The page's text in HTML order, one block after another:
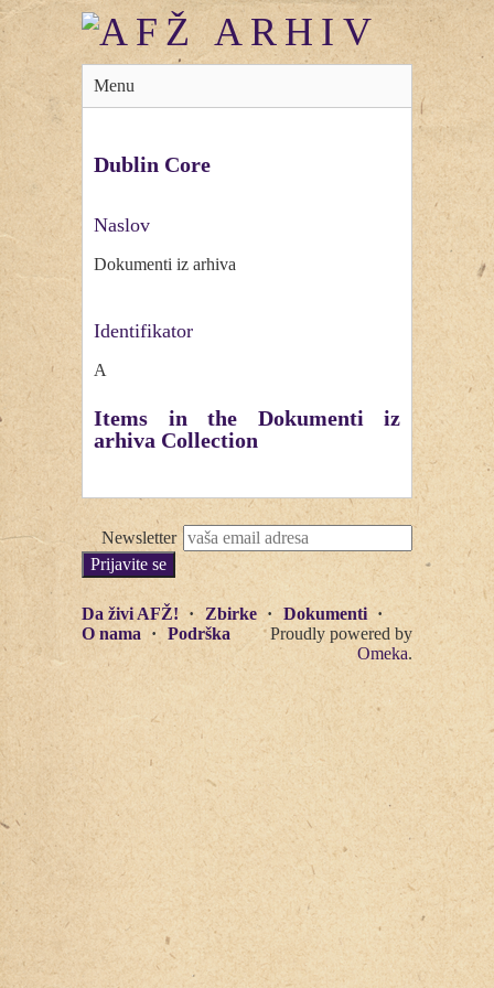
Menu
Dublin Core
Naslov
Dokumenti iz arhiva
Identifikator
A
Items in the Dokumenti iz
arhiva Collection
Newsletter
Da živi AFŽ! Zbirke
Dokumenti
O nama
Podrška
Proudly powered by
Omeka.